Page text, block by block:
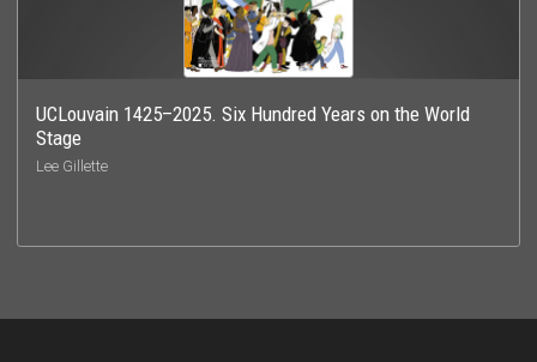
UCLouvain 1425–2025. Six Hundred Years on the World
Stage
Lee Gillette